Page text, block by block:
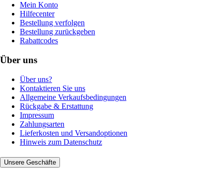
Mein Konto
Hilfecenter
Bestellung verfolgen
Bestellung zurückgeben
Rabattcodes
Über uns
Über uns?
Kontaktieren Sie uns
Allgemeine Verkaufsbedingungen
Rückgabe & Erstattung
Impressum
Zahlungsarten
Lieferkosten und Versandoptionen
Hinweis zum Datenschutz
Unsere Geschäfte